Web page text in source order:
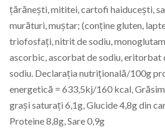
țărănești, mititei, cartofi haiducești,
murături, muștar; (conține gluten,
triofosfați, nitrit de sodiu,
ascorbic, ascorbat de sodiu, eritorbat
sodiu. Declarația nutrițională/100g
energetică = 633,5kj/160 kcal,
grași saturați 6,1g, Glucide 4,8g din
Proteine 8,8g, Sare 0,9g